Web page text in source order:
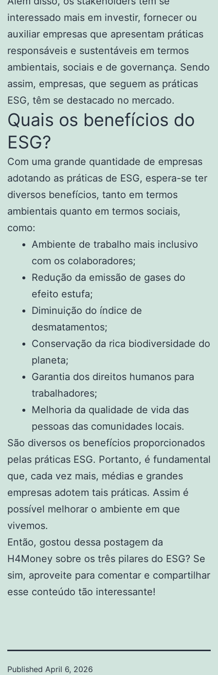
interessado mais em investir, fornecer ou
auxiliar empresas que apresentam práticas
responsáveis e sustentáveis em termos
ambientais, sociais e de governança. Sendo
assim, empresas, que seguem as práticas
ESG, têm se destacado no mercado.
Quais os benefícios do
ESG?
Com uma grande quantidade de empresas
adotando as práticas de ESG, espera-se ter
diversos benefícios, tanto em termos
ambientais quanto em termos sociais,
como:
Ambiente de trabalho mais inclusivo
com os colaboradores;
Redução da emissão de gases do
efeito estufa;
Diminuição do índice de
desmatamentos;
Conservação da rica biodiversidade do
planeta;
Garantia dos direitos humanos para
trabalhadores;
Melhoria da qualidade de vida das
pessoas das comunidades locais.
São diversos os benefícios proporcionados
pelas práticas ESG. Portanto, é fundamental
que, cada vez mais, médias e grandes
empresas adotem tais práticas. Assim é
possível melhorar o ambiente em que
vivemos.
Então, gostou dessa postagem da
H4Money sobre os três pilares do ESG? Se
sim, aproveite para comentar e compartilhar
esse conteúdo tão interessante!
Published April 6, 2026